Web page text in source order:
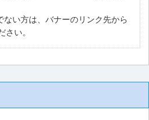
い方は、バナーのリンク先から
い。